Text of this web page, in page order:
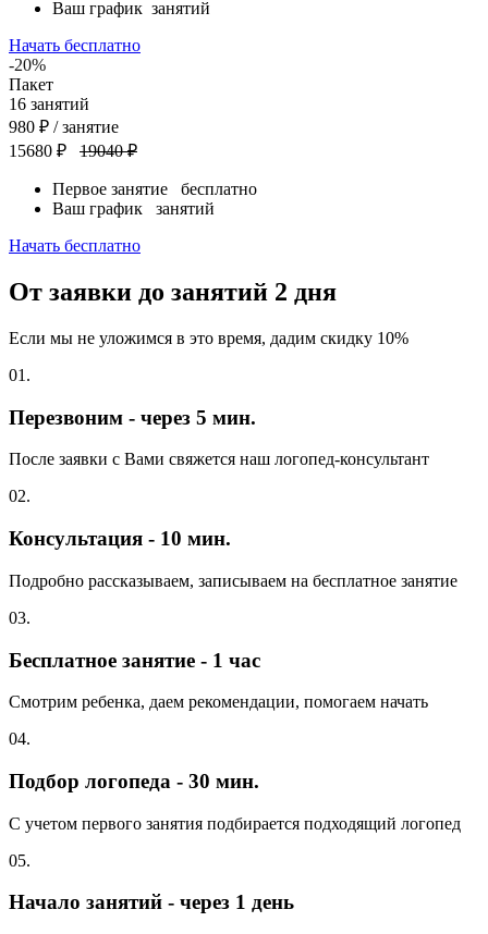
Ваш график занятий
Начать бесплатно
-20%
Пакет
16 занятий
980 ₽ / занятие
15680 ₽
19040 ₽
Первое занятие бесплатно
Ваш график занятий
Начать бесплатно
От заявки до занятий 2 дня
Если мы не уложимся в это время, дадим скидку 10%
01.
Перезвоним - через 5 мин.
После заявки с Вами свяжется наш логопед-консультант
02.
Консультация - 10 мин.
Подробно рассказываем, записываем на бесплатное занятие
03.
Бесплатное занятие - 1 час
Смотрим ребенка, даем рекомендации, помогаем начать
04.
Подбор логопеда - 30 мин.
С учетом первого занятия подбирается подходящий логопед
05.
Начало занятий - через 1 день